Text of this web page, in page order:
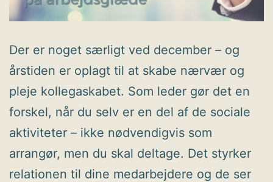
Der er noget særligt ved december – og
årstiden er oplagt til at skabe nærvær og
pleje kollegaskabet. Som leder gør det en
forskel, når du selv er en del af de sociale
aktiviteter – ikke nødvendigvis som
arrangør, men du skal deltage. Det styrker
relationen til dine medarbejdere og de ser